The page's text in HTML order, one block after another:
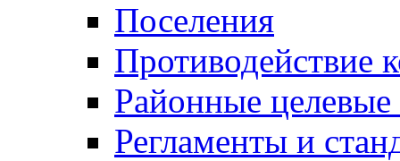
Поселения
Противодействие
Районные
Регламенты и